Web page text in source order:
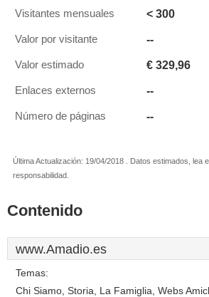
Visitantes mensuales < 300
Valor por visitante --
Valor estimado € 329,96
Enlaces externos --
Número de páginas --
Última Actualización: 19/04/2018 . Datos estimados, lea
responsabilidad.
Contenido
www.Amadio.es
Temas:
Chi Siamo, Storia, La Famiglia, Webs